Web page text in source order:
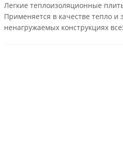
Легкие теплоизоляционные
Применяется в качестве тепло и
ненагружаемых конструкциях